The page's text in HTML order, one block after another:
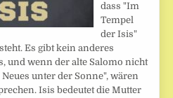
dass "Im
Tempel
der Isis"
Es gibt kein anderes
und wenn der alte Salomo nicht
unter der Sonne", wären
Isis bedeutet die Mutter